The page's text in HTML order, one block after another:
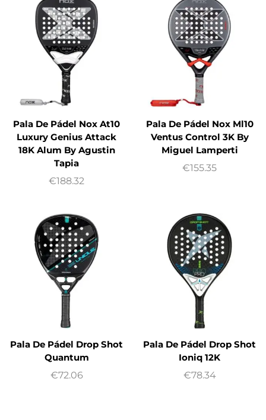
Pala De Pádel Nox At10
Luxury Genius Attack
18K Alum By Agustin
Tapia
€188.32
Pala De Pádel Nox Ml10
Ventus Control 3K By
Miguel Lamperti
€155.35
Pala De Pádel Drop Shot
Quantum
€72.06
Pala De Pádel Drop Shot
Ioniq 12K
€78.34